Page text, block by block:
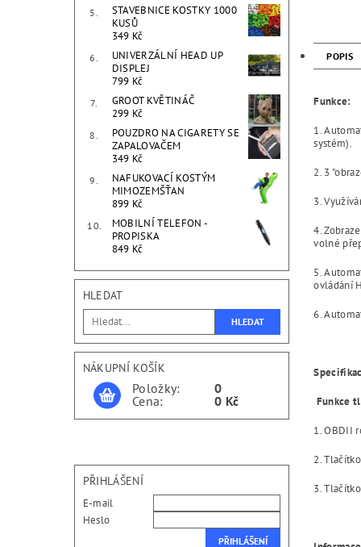
STAVEBNICE KOSTKY 1000
KUSŮ
349 Kč
UNIVERZÁLNÍ HEAD UP
DISPLEJ
799 Kč
GROOT KVĚTINÁČ
299 Kč
POUZDRO NA CIGARETY SE
ZAPALOVAČEM
349 Kč
NAFUKOVACÍ KOSTÝM
MIMOZEMŠŤAN
899 Kč
MOBILNÍ TELEFON -
PROPISKA
849 Kč
HLEDAT
NÁKUPNÍ KOŠÍK
Položky:
Cena:
0
0 Kč
PŘIHLÁŠENÍ
E-mail
Heslo
POPIS
Funkce:
1.
systém).
2. 3
3.
4.
volné
5.
ovládání
6.
Funkce
1. OBDII
2.
3.